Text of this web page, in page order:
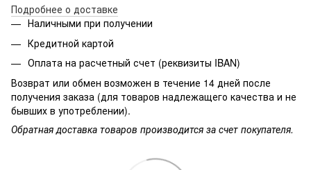
Подробнее о доставке
Наличными при получении
Кредитной картой
Оплата на расчетный счет (реквизиты IBAN)
Возврат или обмен возможен в течение 14 дней после
получения заказа (для товаров надлежащего качества и не
бывших в употреблении).
Обратная доставка товаров производится за счет покупателя.